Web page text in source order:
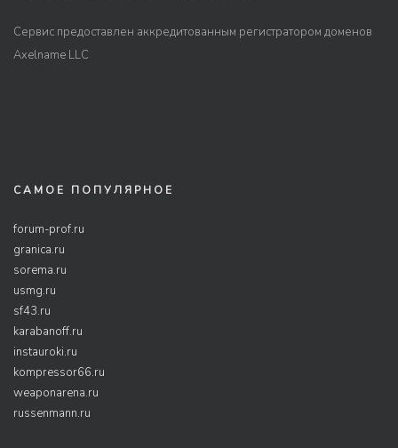
Сервис предоставлен аккредитованным регистратором доменов
Axelname LLC
САМОЕ ПОПУЛЯРНОЕ
forum-prof.ru
granica.ru
sorema.ru
usmg.ru
sf43.ru
karabanoff.ru
instauroki.ru
kompressor66.ru
weaponarena.ru
russenmann.ru